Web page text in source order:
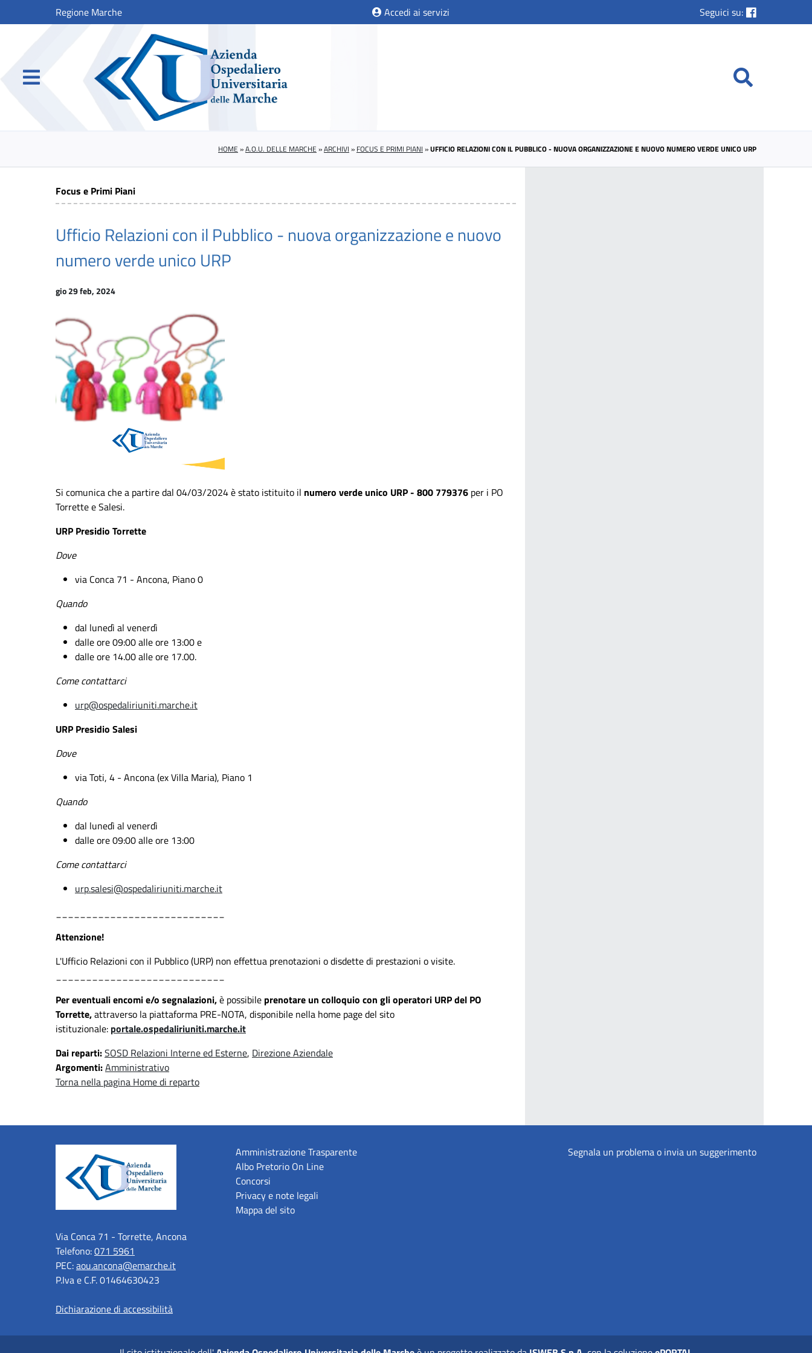
Regione Marche Accedi ai servizi Seguici su:
HOME »A.O.U. DELLE MARCHE »ARCHIVI » FOCUS E PRIMI PIANI »UFFICIO RELAZIONI CON IL PUBBLICO - NUOVA ORGANIZZAZIONE E NUOVO NUMERO VERDE UNICO URP
Focus e Primi Piani
Ufficio Relazioni con il Pubblico - nuova organizzazione e nuovo
numero verde unico URP
gio 29 feb, 2024
Si comunica che a partire dal 04/03/2024 è stato istituito il numero verde unico URP - 800 779376 per i PO
Torrette e Salesi.
URP Presidio Torrette
Dove
via Conca 71 - Ancona, Piano 0
Quando
dal lunedì al venerdì
dalle ore 09:00 alle ore 13:00 e
dalle ore 14.00 alle ore 17.00.
Come contattarci
urp@ospedaliriuniti.marche.it
URP Presidio Salesi
Dove
via Toti, 4 - Ancona (ex Villa Maria), Piano 1
Quando
dal lunedì al venerdì
dalle ore 09:00 alle ore 13:00
Come contattarci
urp.salesi@ospedaliriuniti.marche.it
Attenzione!
L'Ufficio Relazioni con il Pubblico (URP) non effettua prenotazioni o disdette di prestazioni o visite.
Per eventuali encomi e/o segnalazioni,è possibile prenotare un colloquio con gli operatori URPdel PO
Torrette,attraverso la piattaforma PRE-NOTA, disponibile nella home page del sito
istituzionale: portale.ospedaliriuniti.marche.it
Dai reparti:SOSD Relazioni Interne ed Esterne, Direzione Aziendale
Argomenti:Amministrativo
Torna nella pagina Home di reparto
Via Conca 71 - Torrette, Ancona
Telefono:071 5961
PEC:aou.ancona@emarche.it
P.Iva e C.F. 01464630423
Dichiarazione di accessibilità
Amministrazione Trasparente
Albo Pretorio On Line
Concorsi
Privacy e note legali
Mappa del sito
Segnala un problema o invia un suggerimento